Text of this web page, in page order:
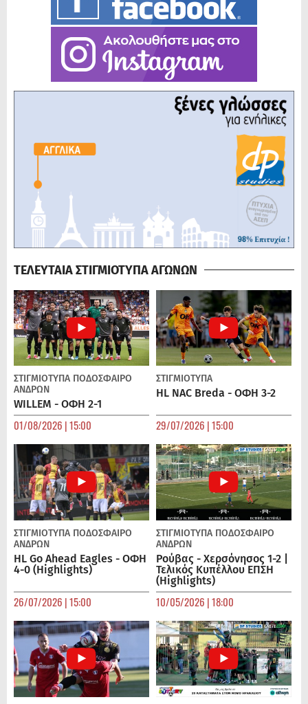
ΤΕΛΕΥΤΑΙΑ ΣΤΙΓΜΙΟΤΥΠΑ ΑΓΩΝΩΝ
ΣΤΙΓΜΙΟΤΥΠΑ ΠΟΔΌΣΦΑΙΡΟ
ΑΝΔΡΏΝ
WILLEM - ΟΦΗ 2-1
01/08/2026 | 15:00
ΣΤΙΓΜΙΟΤΥΠΑ
HL NAC Breda - ΟΦΗ 3-2
29/07/2026 | 15:00
ΣΤΙΓΜΙΟΤΥΠΑ ΠΟΔΌΣΦΑΙΡΟ
ΑΝΔΡΏΝ
HL Go Ahead Eagles - ΟΦΗ
4-0 (Highlights)
26/07/2026 | 15:00
ΣΤΙΓΜΙΟΤΥΠΑ ΠΟΔΌΣΦΑΙΡΟ
ΑΝΔΡΏΝ
Ρούβας - Χερσόνησος 1-2 |
Τελικός Κυπέλλου ΕΠΣΗ
(Highlights)
10/05/2026 | 18:00